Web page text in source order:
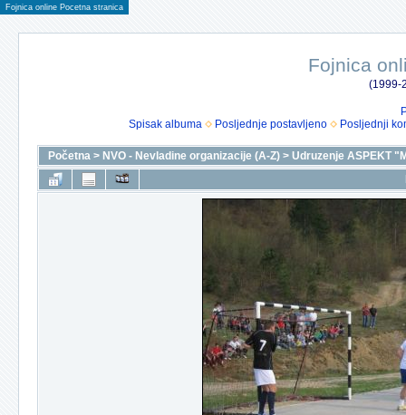
Fojnica online Pocetna stranica
Fojnica
(1999-
Spisak albuma
Posljednje postavljeno Posljednji
Početna > NVO - Nevladine organizacije (A-Z) > Udruzenje ASPEKT